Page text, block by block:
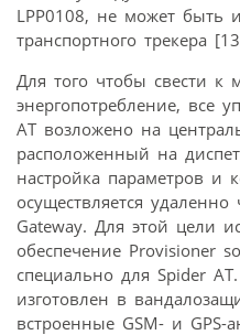
LPP0108, не может быть
транспортного трекера
Для того чтобы свести к
энергопотребление, все
AT возложено на
расположенный на
настройка параметров и
осуществляется удаленно
Gateway. Для этой цели
обеспечение Provisioner
специально для Spider
изготовлен в
встроенные GSM- и GPS-